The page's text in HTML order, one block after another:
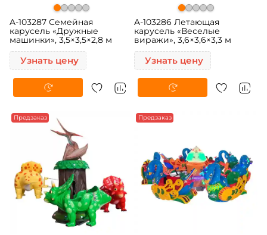
A-103287 Семейная
карусель «Дружные
машинки», 3,5×3,5×2,8 м
Узнать цену
A-103286 Летающая
карусель «Веселые
виражи», 3,6×3,6×3,3 м
Узнать цену
Предзаказ Предзаказ